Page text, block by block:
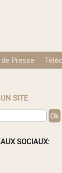
Presse
UN SITE
SOCIAUX: